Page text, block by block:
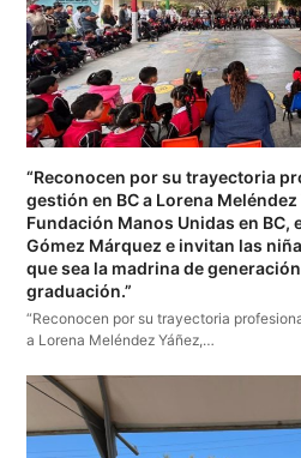
“Reconocen por su trayectoria
gestión en BC a Lorena
Fundación Manos Unidas en BC,
Gómez Márquez e invitan las
que sea la madrina de
graduación.”
“Reconocen por su trayectoria
a Lorena Meléndez Yáñez,…